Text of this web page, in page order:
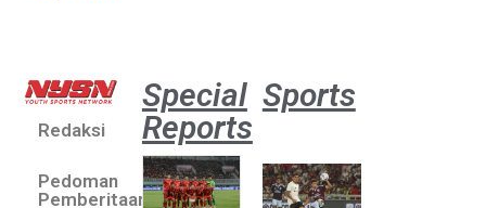
Redaksi
Pedoman
Pemberitaan
Special
Reports
Sports